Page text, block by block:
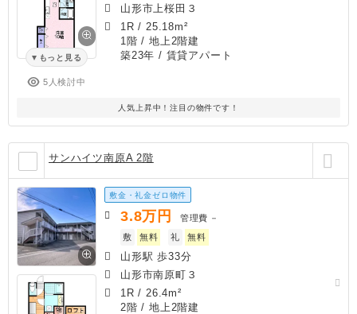
もっと見る
5人検討中
山形市上桜田３
1R / 25.18m²
1階 / 地上2階建
築23年 / 賃貸アパート
人気上昇中！注目の物件です！
サンハイツ南原A 2階
敷金・礼金ゼロ物件
3.8万円 管理費 －
敷
無料 礼 無料
山形駅 歩33分
山形市南原町３
1R / 26.4m²
2階 / 地上2階建